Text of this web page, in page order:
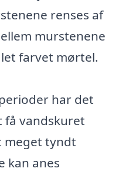
renses af
murstenene
farvet mørtel.
har det
vandskuret
meget tyndt
kan anes